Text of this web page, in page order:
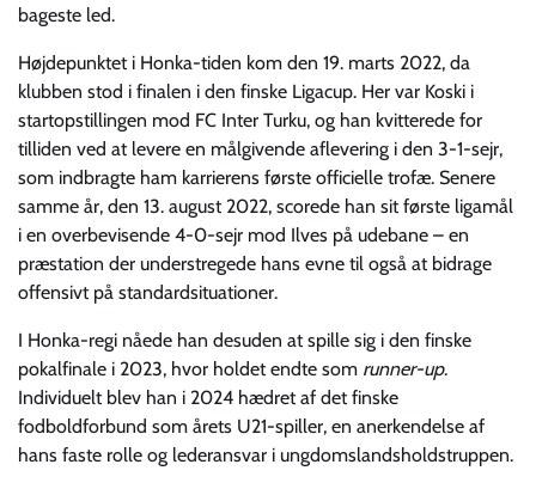
bageste led.
Højdepunktet i Honka-tiden kom den 19. marts 2022, da
klubben stod i finalen i den finske Ligacup. Her var Koski i
startopstillingen mod FC Inter Turku, og han kvitterede for
tilliden ved at levere en målgivende aflevering i den 3-1-sejr,
som indbragte ham karrierens første officielle trofæ. Senere
samme år, den 13. august 2022, scorede han sit første ligamål
i en overbevisende 4-0-sejr mod Ilves på udebane – en
præstation der understregede hans evne til også at bidrage
offensivt på standardsituationer.
I Honka-regi nåede han desuden at spille sig i den finske
pokalfinale i 2023, hvor holdet endte som runner-up.
Individuelt blev han i 2024 hædret af det finske
fodboldforbund som årets U21-spiller, en anerkendelse af
hans faste rolle og lederansvar i ungdomslandsholdstruppen.